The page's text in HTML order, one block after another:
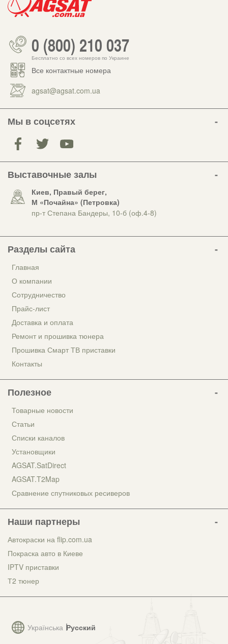
0 (800) 210 037
Бесплатно со всех номеров по Украине
Все контактные номера
agsat@agsat.com.ua
Мы в соцсетях
Выставочные залы
Киев, Правый берег,
М «Почайна» (Петровка)
пр-т Степана Бандеры, 10-б (оф.4-8)
Українська Русский
Разделы сайта
Главная
О компании
Сотрудничество
Прайс-лист
Доставка и оплата
Ремонт и прошивка тюнера
Прошивка Смарт ТВ приставки
Контакты
Полезное
Товарные новости
Статьи
Списки каналов
Установщики
AGSAT.SatDirect
AGSAT.T2Map
Сравнение спутниковых ресиверов
Наши партнеры
Автокраски на flip.com.ua
Покраска авто в Киеве
IPTV приставки
Т2 тюнер